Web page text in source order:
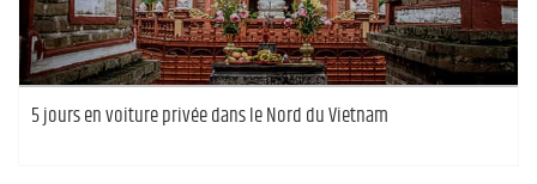
5 jours en voiture privée dans le Nord du Vietnam